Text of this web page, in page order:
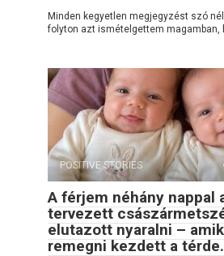
Minden kegyetlen megjegyzést szó
folyton azt ismételgettem magamban,
POSITIVE STORIES
A férjem néhány nappal
tervezett
elutazott nyaralni –
remegni kezdett a térde.